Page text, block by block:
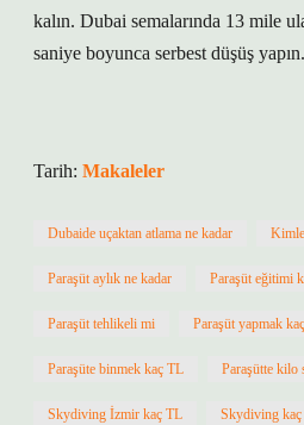
kalın. Dubai semalarında 13 mile
saniye boyunca serbest düşüş yapın.
Tarih: Makaleler
Dubaide uçaktan atlama ne kadar
Paraşüt aylık ne kadar Paraşüt eğitimi
Paraşüt tehlikeli mi Paraşüt yapmak
Paraşüte binmek kaç TL Paraşütte kilo
Skydiving İzmir kaç TL Skydiving kaç